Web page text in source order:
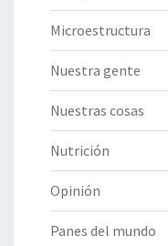
Microestructura
Nuestra gente
Nuestras cosas
Nutrición
Opinión
Panes del mundo